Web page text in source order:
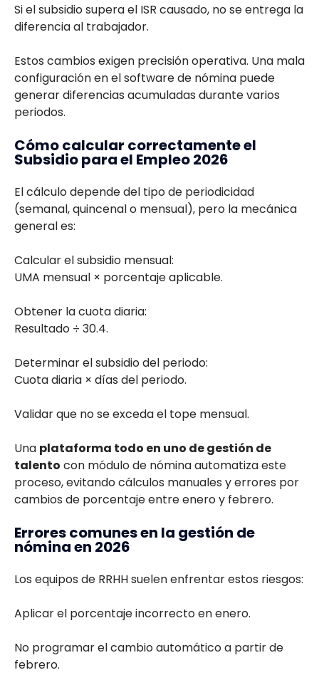
Si el subsidio supera el ISR causado, no se entrega la
diferencia al trabajador.
Estos cambios exigen precisión operativa. Una mala
configuración en el software de nómina puede
generar diferencias acumuladas durante varios
periodos.
Cómo calcular correctamente el
Subsidio para el Empleo 2026
El cálculo depende del tipo de periodicidad
(semanal, quincenal o mensual), pero la mecánica
general es:
Calcular el subsidio mensual:
UMA mensual × porcentaje aplicable.
Obtener la cuota diaria:
Resultado ÷ 30.4.
Determinar el subsidio del periodo:
Cuota diaria × días del periodo.
Validar que no se exceda el tope mensual.
Una plataforma todo en uno de gestión de
talento con módulo de nómina automatiza este
proceso, evitando cálculos manuales y errores por
cambios de porcentaje entre enero y febrero.
Errores comunes en la gestión de
nómina en 2026
Los equipos de RRHH suelen enfrentar estos riesgos:
Aplicar el porcentaje incorrecto en enero.
No programar el cambio automático a partir de
febrero.